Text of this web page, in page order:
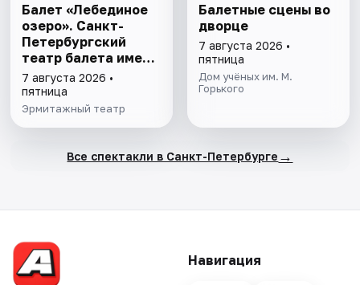
Балет «Лебединое
озеро». Санкт-
Петербургский
театр балета имени
П.И. Чайковского
7 августа 2026 •
пятница
Эрмитажный театр
Балетные сцены во
дворце
7 августа 2026 •
пятница
Дом учёных им. М.
Горького
Все спектакли в Санкт-Петербурге →
Навигация